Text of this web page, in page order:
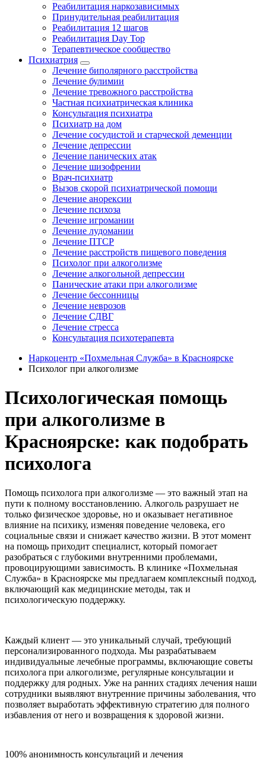
Реабилитация наркозависимых
Принудительная реабилитация
Реабилитация 12 шагов
Реабилитация Day Top
Терапевтическое сообщество
Психиатрия
Лечение биполярного расстройства
Лечение булимии
Лечение тревожного расстройства
Частная психиатрическая клиника
Консультация психиатра
Психиатр на дом
Лечение сосудистой и старческой деменции
Лечение депрессии
Лечение панических атак
Лечение шизофрении
Врач-психиатр
Вызов скорой психиатрической помощи
Лечение анорексии
Лечение психоза
Лечение игромании
Лечение лудомании
Лечение ПТСР
Лечение расстройств пищевого поведения
Психолог при алкоголизме
Лечение алкогольной депрессии
Панические атаки при алкоголизме
Лечение бессонницы
Лечение неврозов
Лечение СДВГ
Лечение стресса
Консультация психотерапевта
Наркоцентр «Похмельная Служба» в Красноярске
Психолог при алкоголизме
Психологическая помощь
при алкоголизме в
Красноярске: как подобрать
психолога
Помощь психолога при алкоголизме — это важный этап на
пути к полному восстановлению. Алкоголь разрушает не
только физическое здоровье, но и оказывает негативное
влияние на психику, изменяя поведение человека, его
социальные связи и снижает качество жизни. В этот момент
на помощь приходит специалист, который помогает
разобраться с глубокими внутренними проблемами,
провоцирующими зависимость. В клинике «Похмельная
Служба» в Красноярске мы предлагаем комплексный подход,
включающий как медицинские методы, так и
психологическую поддержку.
Каждый клиент — это уникальный случай, требующий
персонализированного подхода. Мы разрабатываем
индивидуальные лечебные программы, включающие советы
психолога при алкоголизме, регулярные консультации и
поддержку для родных. Уже на ранних стадиях лечения наши
сотрудники выявляют внутренние причины заболевания, что
позволяет выработать эффективную стратегию для полного
избавления от него и возвращения к здоровой жизни.
100% анонимность консультаций и лечения